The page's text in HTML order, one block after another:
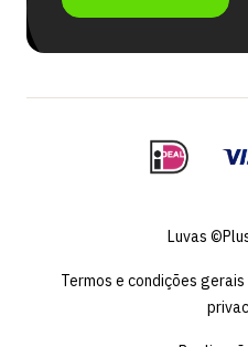
Luvas
Termos e condições gerais